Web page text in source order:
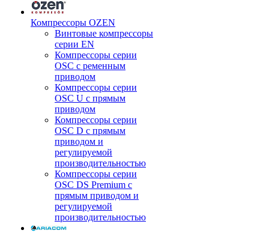
Компрессоры OZEN
Винтовые компрессоры
серии EN
Компрессоры серии
OSC с ременным
приводом
Компрессоры серии
OSC U с прямым
приводом
Компрессоры серии
OSC D с прямым
приводом и
регулируемой
производительностью
Компрессоры серии
OSC DS Premium с
прямым приводом и
регулируемой
производительностью